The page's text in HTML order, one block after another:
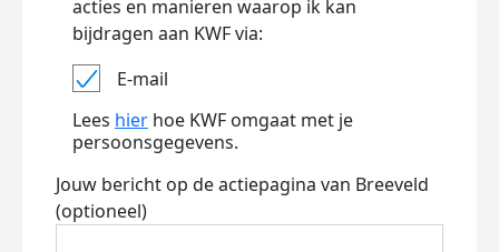
acties en manieren waarop ik kan
bijdragen aan KWF via:
E-mail
Lees hier hoe KWF omgaat met je
persoonsgegevens.
Jouw bericht op de actiepagina van Breeveld
(optioneel)